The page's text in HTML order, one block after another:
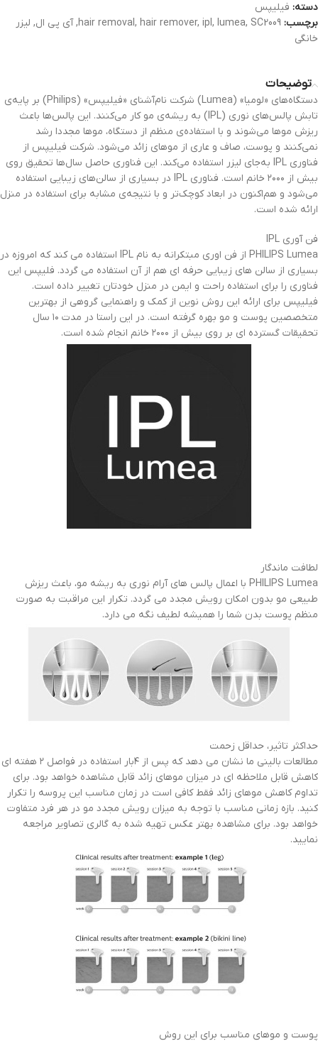
دسته: فیلیپس
برچسب:
hair removal, hair remover, ipl, lumea, SC2009
, آی پی ال, لیزر
خانگی
توضیحات
دستگاه‌های «لومیا» (Lumea) شرکت نام‌آشنای «فیلیپس» (Philips) بر پایه‌ی
تابش پالس‌های نوری (IPL) به ریشه‌ی مو کار می‌کنند. این پالس‌ها باعث
ریزش موها می‌شوند و با استفاده‌ی منظم از دستگاه، موها مجددا رشد
نمی‌کنند و پوست، صاف و عاری از موهای زائد می‌شود. شرکت فیلیپس از
فناوری IPL به‌جای لیزر استفاده می‌کند. این فناوری حاصل سال‌ها تحقیق روی
بیش از ۲۰۰۰ خانم است. فناوری IPL در بسیاری از سالن‌های زیبایی استفاده
می‌شود و هم‌اکنون در ابعاد کوچک‌تر و با نتیجه‌ی مشابه برای استفاده در منزل
ارائه شده است.
فن آوری IPL
PHILIPS Lumea از فن اوری مبتکرانه به نام IPL استفاده می کند که امروزه در
بسیاری از سالن های زیبایی حرفه ای هم از آن استفاده می گردد. فلیپس این
فناوری را برای استفاده راحت و ایمن در منزل خودتان تغییر داده است.
فیلیپس برای ارائه این روش نوین از کمک و راهنمایی گروهی از بهترین
متخصصین پوست و مو بهره گرفته است. در این راستا در مدت ۱۰ سال
تحقیقات گسترده ای بر روی بیش از ۲۰۰۰ خانم انجام شده است.
لطافت ماندگار
PHILIPS Lumea با اعمال پالس های آرام نوری به ریشه مو، باعث ریزش
طبیعی مو بدون امکان رویش مجدد می گردد. تکرار این مراقبت به صورت
منظم پوست بدن شما را همیشه لطیف نگه می دارد.
حداکثر تاثیر، حداقل زحمت
مطالعات بالینی ما نشان می دهد که پس از ۴بار استفاده در فواصل ۲ هفته ای
کاهش قابل ملاحظه ای در میزان موهای زائد قابل مشاهده خواهد بود. برای
تداوم کاهش موهای زائد فقط کافی است در زمان مناسب این پروسه را تکرار
کنید. بازه زمانی مناسب با توجه به میزان رویش مجدد مو در هر فرد متفاوت
خواهد بود. برای مشاهده بهتر عکس تهیه شده به گالری تصاویر مراجعه
نمایید.
پوست و موهای مناسب برای این روش